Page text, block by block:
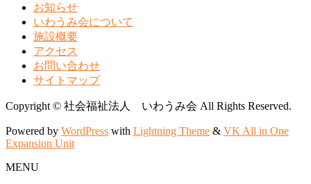
お知らせ
いわうみ会について
施設概要
アクセス
お問い合わせ
サイトマップ
Copyright © 社会福祉法人 いわうみ会 All Rights Reserved.
Powered by WordPress with Lightning Theme & VK All in One
Expansion Unit
MENU